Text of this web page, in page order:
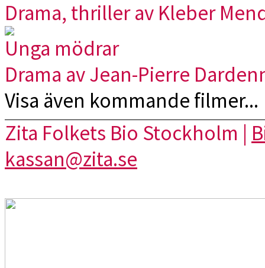
Drama, thriller av Kleber
Unga mödrar
Drama av Jean-Pierre
Visa även kommande filmer...
Zita Folkets Bio Stockholm |
kassan@zita.se